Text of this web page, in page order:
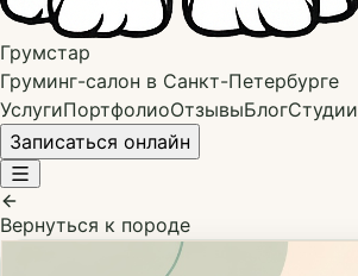
Грумстар
Груминг-салон в Санкт-Петербурге
УслугиПортфолиоОтзывыБлогСтудии
Записаться онлайн
Вернуться к породе